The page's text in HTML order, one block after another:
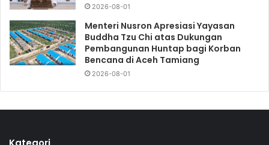
2026-08-01
Menteri Nusron Apresiasi Yayasan
Buddha Tzu Chi atas Dukungan
Pembangunan Huntap bagi Korban
Bencana di Aceh Tamiang
2026-08-01